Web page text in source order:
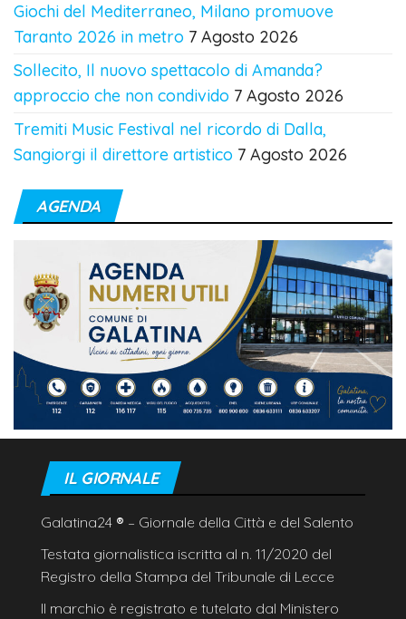
Giochi del Mediterraneo, Milano promuove
Taranto 2026 in metro 7 Agosto 2026
Sollecito, Il nuovo spettacolo di Amanda?
approccio che non condivido 7 Agosto 2026
Tremiti Music Festival nel ricordo di Dalla,
Sangiorgi il direttore artistico 7 Agosto 2026
AGENDA
IL GIORNALE
Galatina24 ® – Giornale della Città e del Salento
Testata giornalistica iscritta al n. 11/2020 del
Registro della Stampa del Tribunale di Lecce
Il marchio è registrato e tutelato dal Ministero